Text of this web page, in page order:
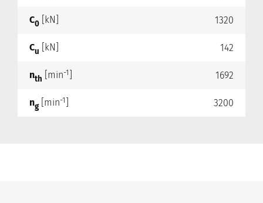
C0 [kN] 1320
Cu [kN] 142
nth [min-1 1692
ng[min-1 3200